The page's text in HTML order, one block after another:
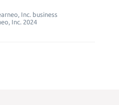
Inc. business
Inc. 2024